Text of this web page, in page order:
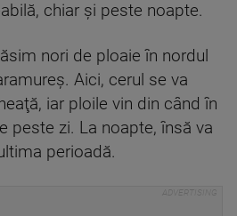
chiar şi peste noapte.
nori de ploaie în nordul
Aici, cerul se va
iar ploile vin din când în
peste zi. La noapte, însă va
perioadă.